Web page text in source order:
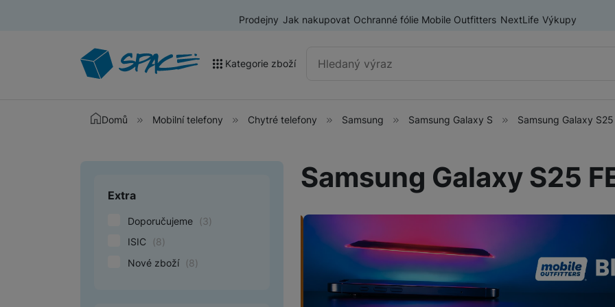
Prodejny Jak nakupovat Ochranné fólie Mobile Outfitters NextLife Výkupy
Vyhledávání
Kategorie zboží
Akce a výprodej
Chytré telefony
Samsung
Honor
Renewd iPhone
Odolné mobilní telefony
Televize
Audio
Domácí spotřebiče
Domů Mobilní telefony Chytré telefony Samsung Samsung Galaxy S Samsung Galaxy S25
Samsung Galaxy S25
Upřesnit parametry
Extra
Doporučujeme (3)
ISIC
(8)
Nové zboží (8)